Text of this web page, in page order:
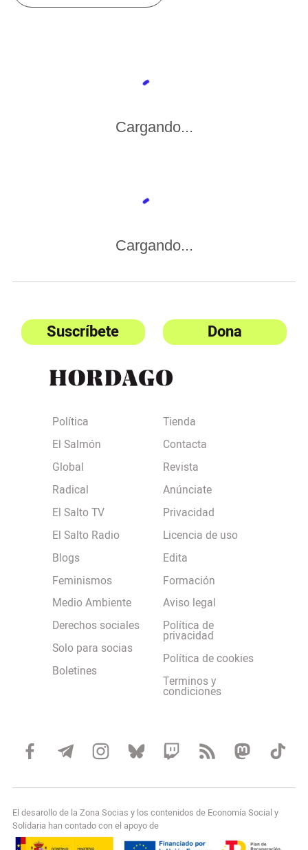
Cargando...
Cargando...
Suscríbete Dona
Política
El Salmón
Global
Radical
El Salto TV
El Salto Radio
Blogs
Feminismos
Medio Ambiente
Derechos sociales
Solo para socias
Boletines
Tienda
Contacta
Revista
Anúnciate
Privacidad
Licencia de uso
Edita
Formación
Aviso legal
Política de
privacidad
Política de cookies
Terminos y
condiciones
El desarollo de la Zona Socias y los contenidos de Economía Social y
Solidaria han contado con el apoyo de